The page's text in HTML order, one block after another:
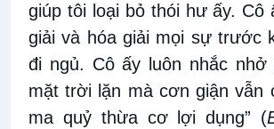
giúp tôi loại bỏ thói hư ấy. Cô
giải và hóa giải mọi sự trước
đi ngủ. Cô ấy luôn nhắc nhở
mặt trời lặn mà cơn giận vẫn
ma quỷ thừa cơ lợi dụng” (